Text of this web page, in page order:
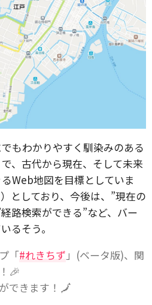
もわかりやすく馴染みのある
、古代から現在、そして未来
Web地図を目標としていま
としており、今後は、”現在の
路検索ができる”など、バー
るそう。
「#れきちず 」(ベータ版)、関
🎉
できます！🗾